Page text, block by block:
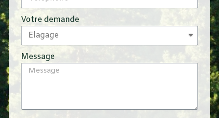
Votre demande
Message